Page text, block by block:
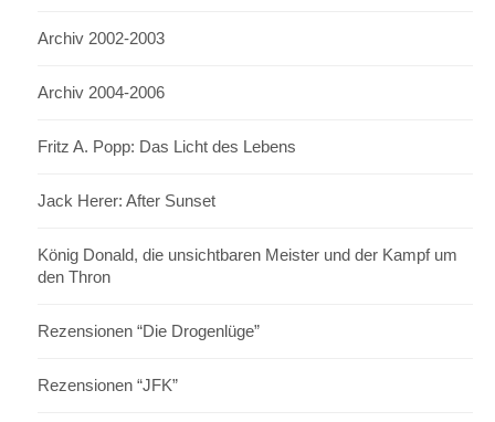
Archiv 2002-2003
Archiv 2004-2006
Fritz A. Popp: Das Licht des Lebens
Jack Herer: After Sunset
König Donald, die unsichtbaren Meister und der Kampf um
den Thron
Rezensionen “Die Drogenlüge”
Rezensionen “JFK”